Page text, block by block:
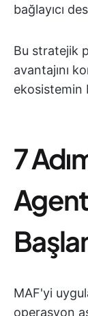
bağlayıcı
Bu stratejik
avantajını
ekosistemin
7
MAF'yi
operasyon